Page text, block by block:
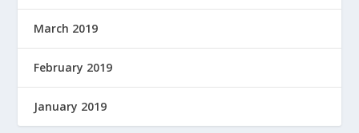
March 2019
February 2019
January 2019